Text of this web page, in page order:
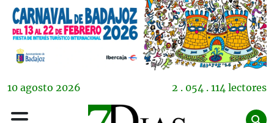
10 agosto 2026 2 . 054 . 114 lectores